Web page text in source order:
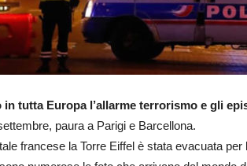
in tutta Europa l’allarme terrorismo e gli
paura a Parigi e Barcellona.
francese la Torre Eiffel è stata evacuata